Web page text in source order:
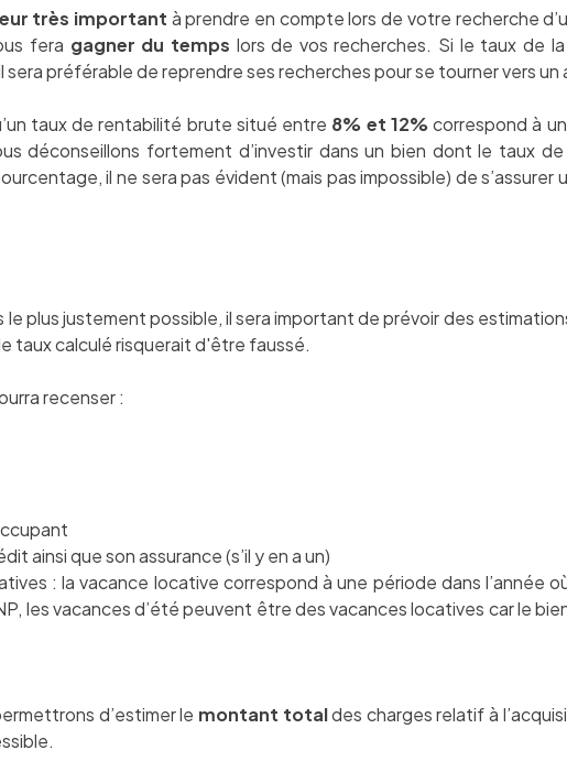
très important à prendre en compte lors de votre recherche
fera gagner du temps lors de vos recherches. Si le taux de
préférable de reprendre ses recherches pour se tourner vers un
taux de rentabilité brute situé entre 8% et 12% correspond à
déconseillons fortement d’investir dans un bien dont le taux
il ne sera pas évident (mais pas impossible) de s’assurer
le plusjustement possible, il sera important de prévoir des
taux calculé risquerait d'être faussé.
recenser :
ainsi que son assurance (s’il y en a un)
: la vacance locative correspond à une période dans l’année
les vacances d’été peuvent être des vacances locatives car le
d’estimer le montant totaldes charges relatif à